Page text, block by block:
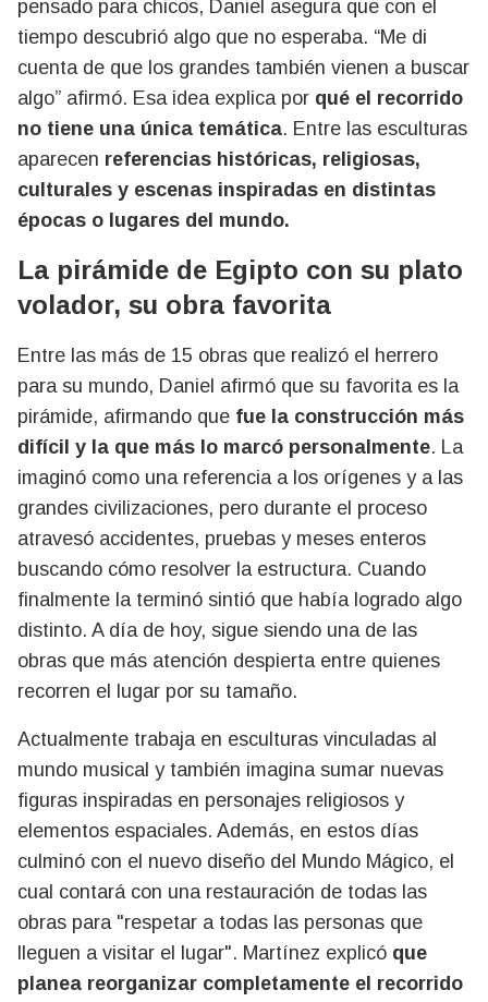
pensado para chicos, Daniel asegura que con el
tiempo descubrió algo que no esperaba. “Me di
cuenta de que los grandes también vienen a buscar
algo” afirmó. Esa idea explica por qué el recorrido
no tiene una única temática. Entre las esculturas
aparecen referencias históricas, religiosas,
culturales y escenas inspiradas en distintas
épocas o lugares del mundo.
La pirámide de Egipto con su plato
volador, su obra favorita
Entre las más de 15 obras que realizó el herrero
para su mundo, Daniel afirmó que su favorita es la
pirámide, afirmando que fue la construcción más
difícil y la que más lo marcó personalmente. La
imaginó como una referencia a los orígenes y a las
grandes civilizaciones, pero durante el proceso
atravesó accidentes, pruebas y meses enteros
buscando cómo resolver la estructura. Cuando
finalmente la terminó sintió que había logrado algo
distinto. A día de hoy, sigue siendo una de las
obras que más atención despierta entre quienes
recorren el lugar por su tamaño.
Actualmente trabaja en esculturas vinculadas al
mundo musical y también imagina sumar nuevas
figuras inspiradas en personajes religiosos y
elementos espaciales. Además, en estos días
culminó con el nuevo diseño del Mundo Mágico, el
cual contará con una restauración de todas las
obras para "respetar a todas las personas que
lleguen a visitar el lugar". Martínez explicó que
planea reorganizar completamente el recorrido